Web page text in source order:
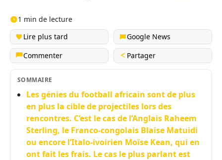
1 min de lecture
Lire plus tard
Google News
Commenter
Partager
SOMMAIRE
Les génies du football africain sont de plus
en plus la cible de projectiles lors des
rencontres. C’est le cas de l’Anglais Raheem
Sterling, le Franco-congolais Blaise Matuidi
ou encore l’Italo-ivoirien Moïse Kean, qui en
ont fait les frais. Le cas le plus parlant est